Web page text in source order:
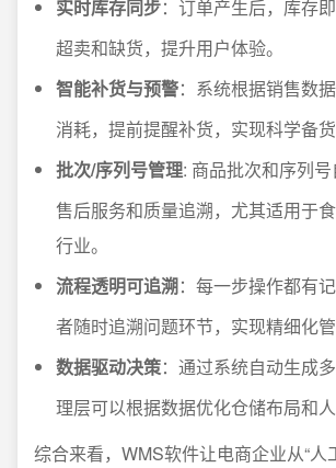
实时库存同步：订单产生后，库存
超卖和缺货，提升用户体验。
智能补货与预警：系统根据销售数
消耗，提前提醒补货，实现科学备货
批次/序列号管理: 商品批次和序列
售后服务和质量追溯，尤其适用于
行业。
流程透明可追溯：每一步操作都有
者随时追溯问题环节，实现精细化管
数据驱动决策：通过系统自动生成
理层可以根据数据优化仓储布局和人
综合来看，WMS软件让电商企业从“人